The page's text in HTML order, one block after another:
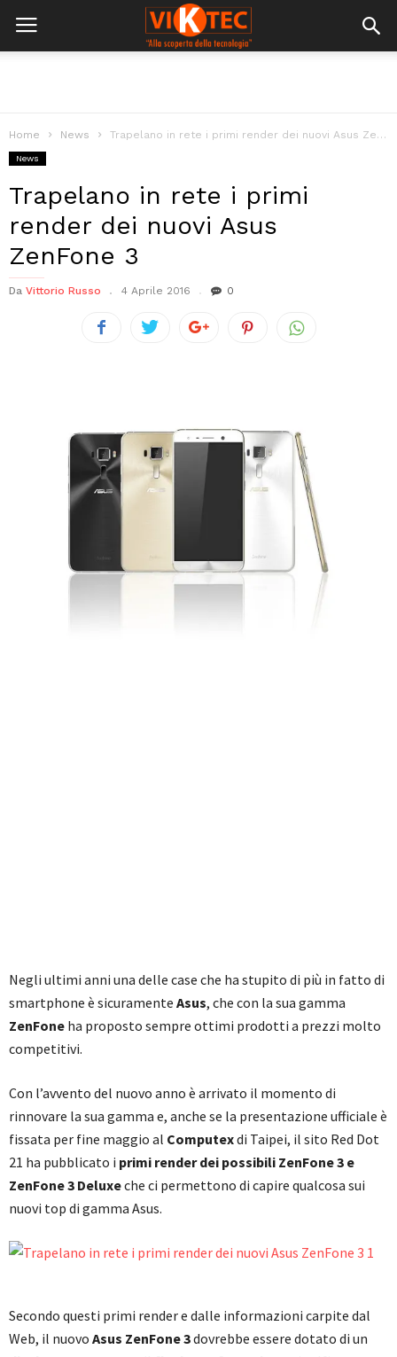
Home News Trapelano in rete i primi render dei nuovi Asus ZenFone 3
News
Trapelano in rete i primi
render dei nuovi Asus
ZenFone 3
Da Vittorio Russo 4 Aprile 2016 0
Negli ultimi anni una delle case che ha stupito di più in fatto di
smartphone è sicuramente Asus, che con la sua gamma
ZenFone ha proposto sempre ottimi prodotti a prezzi molto
competitivi.
Con l’avvento del nuovo anno è arrivato il momento di
rinnovare la sua gamma e, anche se la presentazione ufficiale è
fissata per fine maggio al Computexdi Taipei, il sito Red Dot
21 ha pubblicato i primi render dei possibili ZenFone 3 e
ZenFone 3 Deluxeche ci permettono di capire qualcosa sui
nuovi top di gamma Asus.
Secondo questi primi render e dalle informazioni carpite dal
Web, il nuovo Asus ZenFone 3dovrebbe essere dotato di un